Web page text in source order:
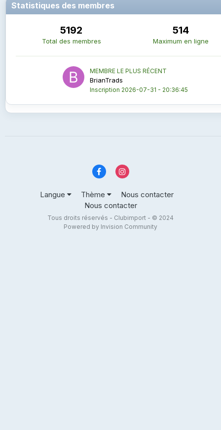
Statistiques des membres
5192
Total des membres
514
Maximum en ligne
MEMBRE LE PLUS RÉCENT
BrianTrads
Inscription 2026-07-31 - 20:36:45
Langue Thème
Nous contacter
Nous contacter
Tous droits réservés - Clubimport - © 2024
Powered by Invision Community